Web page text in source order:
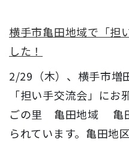
横手市亀田地域で「担
した！
2/29（木）、横手市増
「担い手交流会」に
ごの里 亀田地域 亀
られています。亀田地